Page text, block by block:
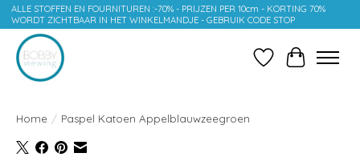
ALLE STOFFEN EN FOURNITUREN :-70% - PRIJZEN PER 10cm - KORTING 70%
WORDT ZICHTBAAR IN HET WINKELMANDJE - GEBRUIK CODE STOP
Verlanglijst
Home / Paspel Katoen Appelblauwzeegroen